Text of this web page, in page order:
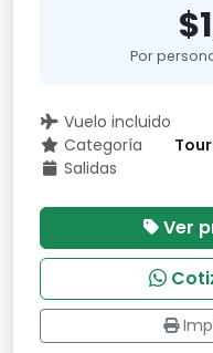
Por
Vuelo incluido
Categoría
Salidas
Ver